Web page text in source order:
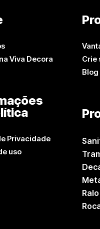
Viva Decora
Privacidade
uso
Crie